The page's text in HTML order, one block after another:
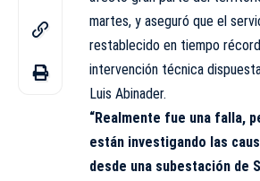
martes, y aseguró que el
restablecido en tiempo
intervención técnica
Luis Abinader.
“Realmente fue una falla,
están investigando las
desde una subestación de